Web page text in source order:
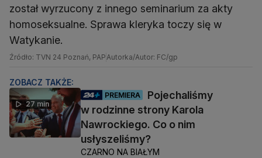
został wyrzucony z innego seminarium za akty
homoseksualne. Sprawa kleryka toczy się w
Watykanie.
Źródło: TVN 24 Poznań, PAPAutorka/Autor: FC/gp
ZOBACZ TAKŻE:
27 min
PREMIERA
Pojechaliśmy
w rodzinne strony Karola
Nawrockiego. Co o nim
usłyszeliśmy?
CZARNO NA BIAŁYM